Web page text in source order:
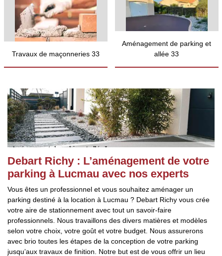
Travaux de maçonneries 33
Aménagement de parking et
allée 33
Debart Richy : L’aménagement de votre
parking à Lucmau avec nos experts
Vous êtes un professionnel et vous souhaitez aménager un
parking destiné à la location à Lucmau ? Debart Richy vous crée
votre aire de stationnement avec tout un savoir-faire
professionnels. Nous travaillons des divers matières et modèles
selon votre choix, votre goût et votre budget. Nous assurerons
avec brio toutes les étapes de la conception de votre parking
jusqu’aux travaux de finition. Notre but est de vous offrir un lieu